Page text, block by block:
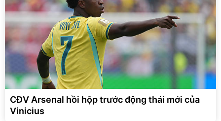
CĐV Arsenal hồi hộp trước động thái mới của
Vinicius